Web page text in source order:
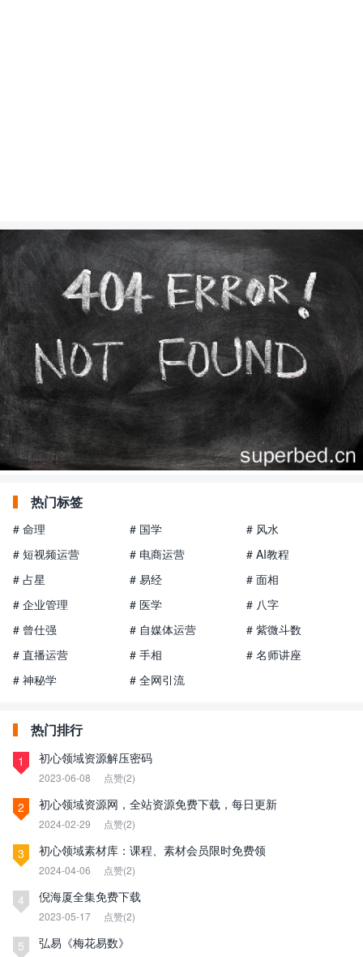
热门标签
# 命理 # 国学
# 风水
# 短视频运营
# 电商运营
# AI教程
# 占星
# 易经
# 面相
# 企业管理
# 医学
# 八字
# 曾仕强
# 自媒体运营
# 紫微斗数
# 直播运营
# 手相
# 名师讲座
# 神秘学
# 全网引流
热门排行
1 初心领域资源解压密码
2023-06-08 点赞(2)
2 初心领域资源网，全站资源免费下载，每日更新
2024-02-29 点赞(2)
3 初心领域素材库：课程、素材会员限时免费领
2024-04-06 点赞(2)
4 倪海厦全集免费下载
2023-05-17 点赞(2)
5 弘易《梅花易数》